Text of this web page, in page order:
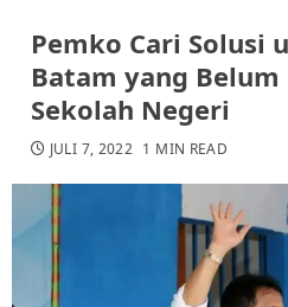
Pemko Cari Solusi
Batam yang
Sekolah Negeri
JULI 7, 2022 1 MIN READ